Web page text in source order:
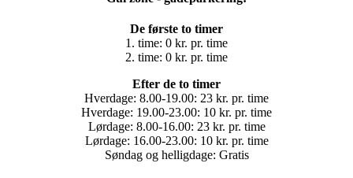
De første to timer
1. time: 0 kr. pr. time
2. time: 0 kr. pr. time
Efter de to timer
Hverdage: 8.00-19.00: 23 kr. pr. time
Hverdage: 19.00-23.00: 10 kr. pr. time
Lørdage: 8.00-16.00: 23 kr. pr. time
Lørdage: 16.00-23.00: 10 kr. pr. time
Søndag og helligdage: Gratis